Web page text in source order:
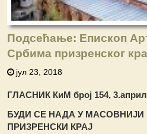
Подсећање: Епископ
Србима призренског
јул 23, 2018
ГЛАСНИК КиМ број 154, 3.април
БУДИ СЕ НАДА У МАСОВНИЈИ
ПРИЗРЕНСКИ КРАЈ